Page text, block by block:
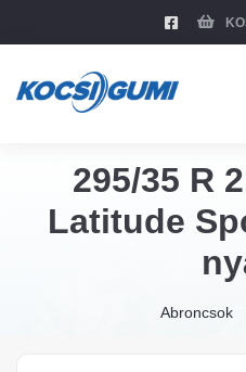
295/35 R
Latitude
Abroncsok